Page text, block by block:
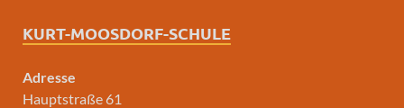
KURT-MOOSDORF-SCHULE
Adresse
Hauptstraße 61